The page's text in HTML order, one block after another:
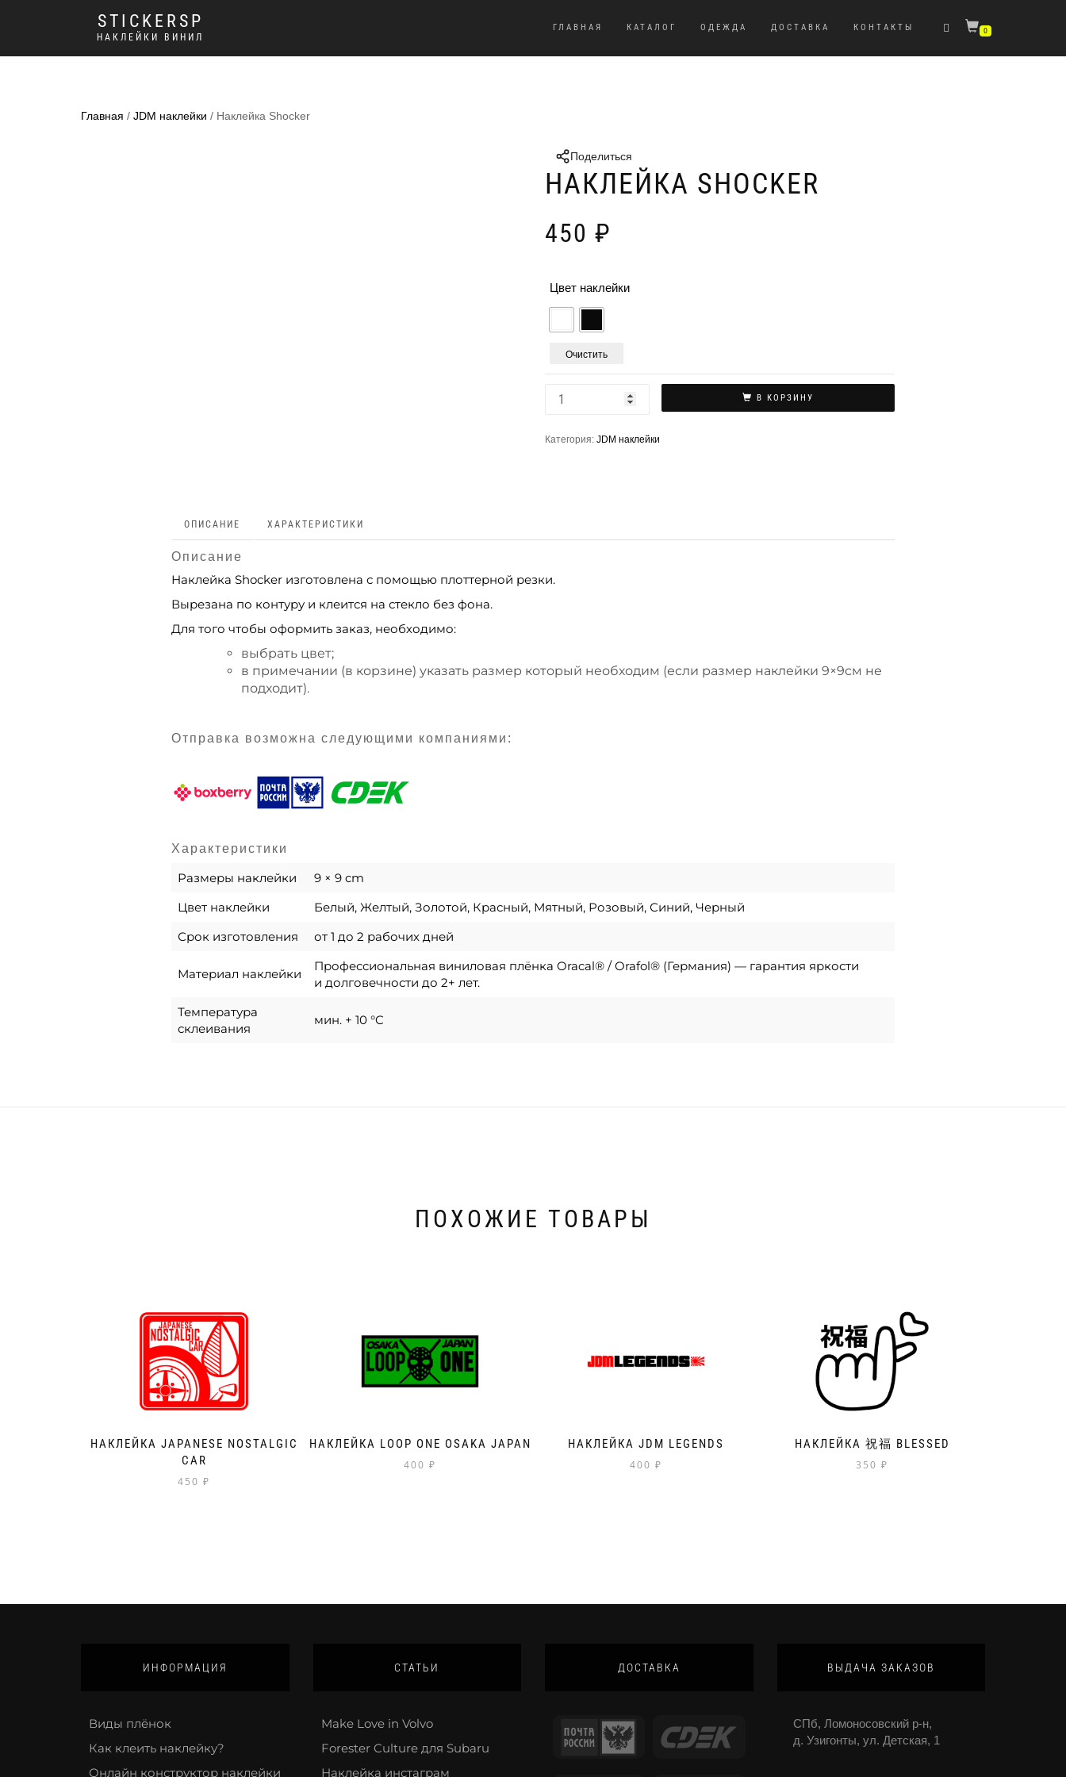
STICKERSP
НАКЛЕЙКИ ВИНИЛ
ГЛАВНАЯ КАТАЛОГ ОДЕЖДА ДОСТАВКА КОНТАКТЫ 0
Главная / JDM наклейки / Наклейка Shocker
Поделиться
НАКЛЕЙКА SHOCKER
450 ₽
Цвет наклейки
Очистить
В КОРЗИНУ
Категория: JDM наклейки
ОПИСАНИЕ ХАРАКТЕРИСТИКИ
Описание
Наклейка Shocker изготовлена с помощью плоттерной резки.
Вырезана по контуру и клеится на стекло без фона.
Для того чтобы оформить заказ, необходимо:
выбрать цвет;
в примечании (в корзине) указать размер который необходим (если размер наклейки 9×9см не
подходит).
Отправка возможна следующими компаниями:
Характеристики
Размеры наклейки
9 × 9 cm
Цвет наклейки
Белый, Желтый, Золотой, Красный, Мятный, Розовый, Синий, Черный
Срок изготовления
от 1 до 2 рабочих дней
Материал наклейки
Профессиональная виниловая плёнка Oracal® / Orafol® (Германия) — гарантия яркости
и долговечности до 2+ лет.
Температура
склеивания
мин. + 10 °C
ПОХОЖИЕ ТОВАРЫ
НАКЛЕЙКА JAPANESE NOSTALGIC
CAR
450 ₽
НАКЛЕЙКА LOOP ONE OSAKA JAPAN
400 ₽
НАКЛЕЙКА JDM LEGENDS
400 ₽
НАКЛЕЙКА 祝福 BLESSED
350 ₽
ИНФОРМАЦИЯ
Виды плёнок
Как клеить наклейку?
Онлайн конструктор наклейки
СТАТЬИ
Make Love in Volvo
Forester Culture для Subaru
Наклейка инстаграм
ДОСТАВКА ВЫДАЧА ЗАКАЗОВ
СПб, Ломоносовский р-н,
д. Узигонты, ул. Детская, 1